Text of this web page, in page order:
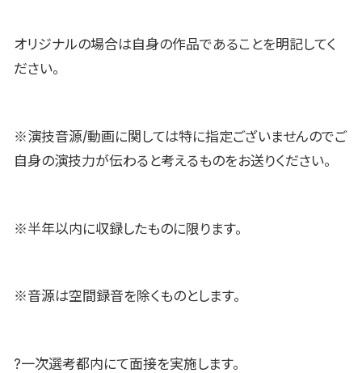
オリジナルの場合は自身の作品であることを明記してく
ださい。
※演技音源/動画に関しては特に指定ございませんのでご
自身の演技力が伝わると考えるものをお送りください。
※半年以内に収録したものに限ります。
※音源は空間録音を除くものとします。
?一次選考都内にて面接を実施します。